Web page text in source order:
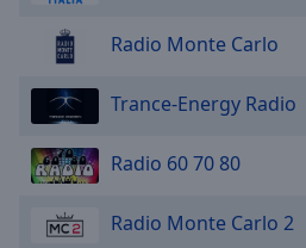
Radio Monte Carlo
Trance-Energy Radio
Radio 60 70 80
Radio Monte Carlo 2